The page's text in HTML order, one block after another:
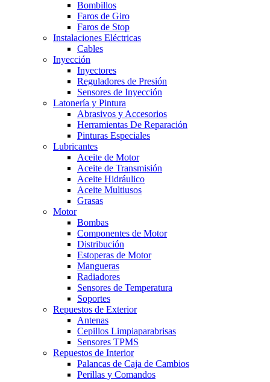
Bombillos
Faros de Giro
Faros de Stop
Instalaciones Eléctricas
Cables
Inyección
Inyectores
Reguladores de Presión
Sensores de Inyección
Latonería y Pintura
Abrasivos y Accesorios
Herramientas De Reparación
Pinturas Especiales
Lubricantes
Aceite de Motor
Aceite de Transmisión
Aceite Hidráulico
Aceite Multiusos
Grasas
Motor
Bombas
Componentes de Motor
Distribución
Estoperas de Motor
Mangueras
Radiadores
Sensores de Temperatura
Soportes
Repuestos de Exterior
Antenas
Cepillos Limpiaparabrisas
Sensores TPMS
Repuestos de Interior
Palancas de Caja de Cambios
Perillas y Comandos